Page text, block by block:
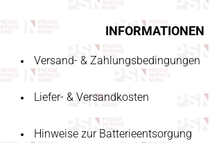
INFORMATIONEN
Versand- & Zahlungsbedingungen
Liefer- & Versandkosten
Hinweise zur Batterieentsorgung